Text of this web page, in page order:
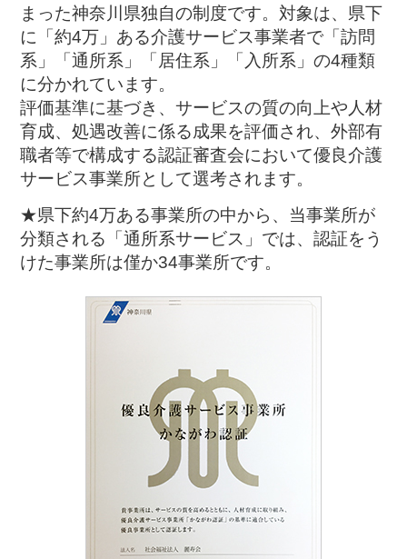
まった神奈川県独自の制度です。対象は、県下
に「約4万」ある介護サービス事業者で「訪問
系」「通所系」「居住系」「入所系」の4種類
に分かれています。
評価基準に基づき、サービスの質の向上や人材
育成、処遇改善に係る成果を評価され、外部有
職者等で構成する認証審査会において優良介護
サービス事業所として選考されます。
★県下約4万ある事業所の中から、当事業所が
分類される「通所系サービス」では、認証をう
けた事業所は僅か34事業所です。